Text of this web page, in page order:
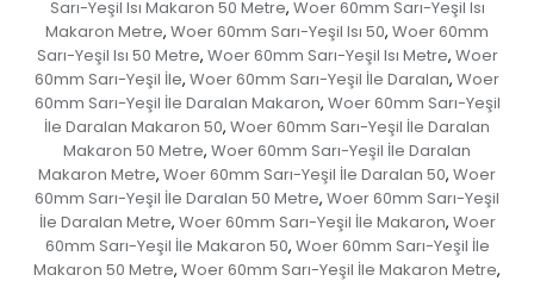
Sarı-Yeşil Isı Makaron 50 Metre, Woer 60mm Sarı-Yeşil Isı
Makaron Metre, Woer 60mm Sarı-Yeşil Isı 50, Woer 60mm
Sarı-Yeşil Isı 50 Metre, Woer 60mm Sarı-Yeşil Isı Metre, Woer
60mm Sarı-Yeşil İle, Woer 60mm Sarı-Yeşil İle Daralan, Woer
60mm Sarı-Yeşil İle Daralan Makaron, Woer 60mm Sarı-Yeşil
İle Daralan Makaron 50, Woer 60mm Sarı-Yeşil İle Daralan
Makaron 50 Metre, Woer 60mm Sarı-Yeşil İle Daralan
Makaron Metre, Woer 60mm Sarı-Yeşil İle Daralan 50, Woer
60mm Sarı-Yeşil İle Daralan 50 Metre, Woer 60mm Sarı-Yeşil
İle Daralan Metre, Woer 60mm Sarı-Yeşil İle Makaron, Woer
60mm Sarı-Yeşil İle Makaron 50, Woer 60mm Sarı-Yeşil İle
Makaron 50 Metre, Woer 60mm Sarı-Yeşil İle Makaron Metre,